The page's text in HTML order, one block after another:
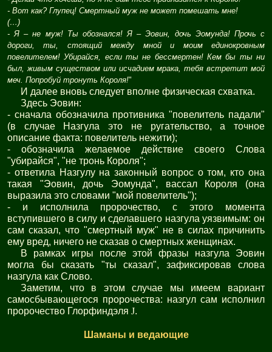
- Вот как? Глупец! Смертный муж не может помешать мне!
(…)
- Я – не муж! Ты обознался! Я – Эовин, дочь Эомунда! Прочь с
дороги, ты, стоящий между мной и моим единокровным
повелителем! Убирайся, если ты не бессмертен! Кем бы ты ни
был, живым существом или исчадием мрака, тебя встретит мой
меч. Попробуй тронуть Короля!"
И далее вновь следует вполне физическая схватка.
Здесь Эовин:
- сначала обозначила противника "повелитель падали"
(в случае Назгула это не ругательство, а точное
описание факта: повелитель нежити);
- обозначила желаемое действие своего Слова
"убирайся", "не тронь Короля";
- ответила Назгулу на законный вопрос о том, кто она
такая "Эовин, дочь Эомунда", вассал Короля (она
выразила это словами "мой повелитель");
- и исполнила пророчество, с этого момента
вступившего в силу и сделавшего назгула уязвимым: он
сам сказал, что "смертный муж" не в силах причинить
ему вред, ничего не сказав о смертных женщинах.
В рамках игры после этой фразы назгула Эовин
могла бы сказать "ты сказал", зафиксировав слова
назгула как Слово.
Заметим, что в этом случае мы имеем вариант
самосбывающегося пророчества: назгул сам исполнил
пророчество Глорфиндэля J.
Шаманы и ведающие